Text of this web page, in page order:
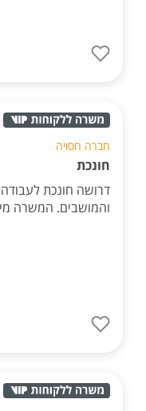
חברה חסויה
חונכת
דרושה חונכת לעבודה
והמושבים. המשרה